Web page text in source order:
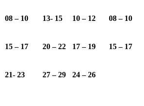
08 – 10 13- 15 10 – 12 08 – 10
15 – 17 20 – 22 17 – 19 15 – 17
21- 23 27 – 29 24 – 26